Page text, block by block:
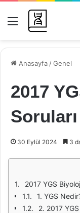
Menü
Anasayfa /Genel
2017
30 Eylül 2024 3
2017 YGS
1. YGS
2. 2017